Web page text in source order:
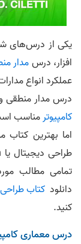
یکی از درس‌های
افزار، درسمدار
عملکرد انواع
درس مدار منطقی
کامپیوترمناسب
اما بهترین کتاب
تمامی مطالب
دانلود کتاب
کنید.
درس معماری